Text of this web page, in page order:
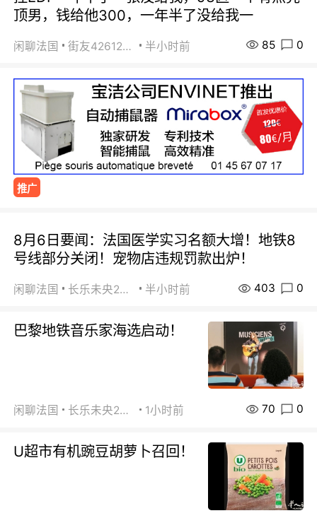
顶男，钱给他300，一年半了没给我一
闲聊法国 街友42612092 半小时前 85 0
推广
8月6日要闻：法国医学实习名额大增！地铁8
号线部分关闭！宠物店违规罚款出炉！
闲聊法国 长乐未央2015 半小时前 403 0
巴黎地铁音乐家海选启动！
闲聊法国 长乐未央2015 1小时前 70 0
U超市有机豌豆胡萝卜召回！